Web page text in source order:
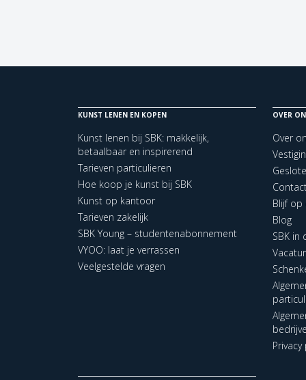
KUNST LENEN EN KOPEN
Kunst lenen bij SBK: makkelijk,
betaalbaar en inspirerend
Tarieven particulieren
Hoe koop je kunst bij SBK
Kunst op kantoor
Tarieven zakelijk
SBK Young – studentenabonnement
VYOO: laat je verrassen
Veelgestelde vragen
OVER
Over
Blijf op
Blog
SBK in